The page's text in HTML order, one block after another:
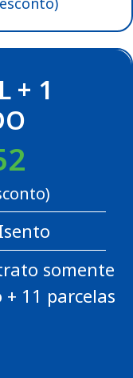
+ 1
somente
11 parcelas